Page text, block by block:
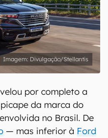
Divulgação/Stellantis
por completo a
da marca do
no Brasil. De
— mas inferior à Ford